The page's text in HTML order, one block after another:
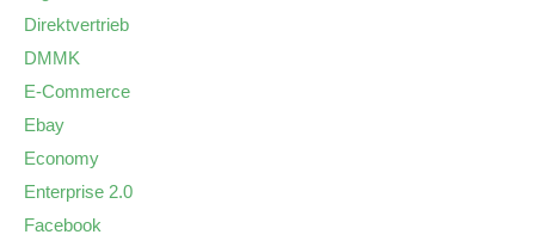
Direktvertrieb
DMMK
E-Commerce
Ebay
Economy
Enterprise 2.0
Facebook